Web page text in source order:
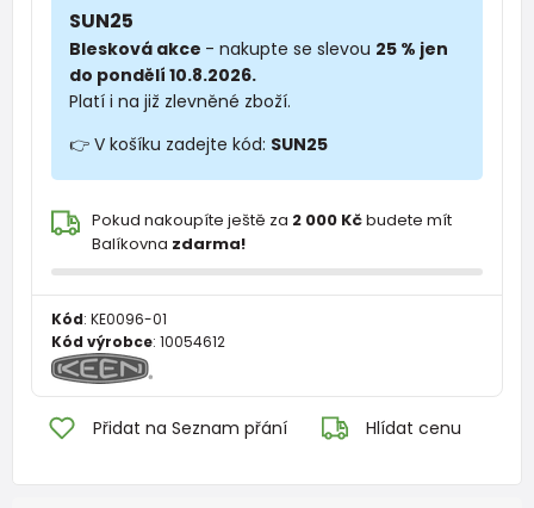
SUN25
Blesková akce - nakupte se slevou 25 % jen
do pondělí 10.8.2026.
Platí i na již zlevněné zboží.
👉 V košíku zadejte kód: SUN25
Pokud nakoupíte ještě za 2 000 Kčbudete mít
Balíkovna zdarma!
Kód: KE0096-01
Kód výrobce: 10054612
Přidat na Seznam přání Hlídat cenu